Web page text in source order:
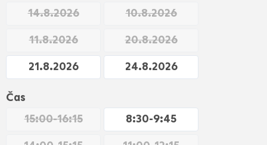
14.8.2026
10.8.2026
11.8.2026
20.8.2026
21.8.2026
24.8.2026
Čas
15:00-16:15
8:30-9:45